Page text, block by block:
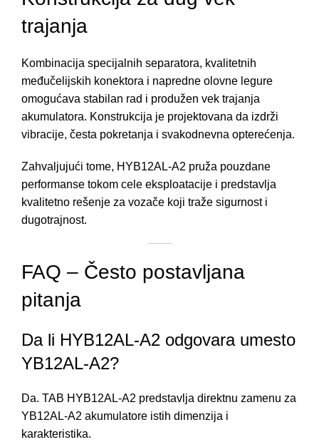
trajanja
Kombinacija specijalnih separatora, kvalitetnih
međučelijskih konektora i napredne olovne legure
omogućava stabilan rad i produžen vek trajanja
akumulatora. Konstrukcija je projektovana da izdrži
vibracije, česta pokretanja i svakodnevna opterećenja.
Zahvaljujući tome, HYB12AL-A2 pruža pouzdane
performanse tokom cele eksploatacije i predstavlja
kvalitetno rešenje za vozače koji traže sigurnost i
dugotrajnost.
FAQ – Često postavljana
pitanja
Da li HYB12AL-A2 odgovara umesto
YB12AL-A2?
Da. TAB HYB12AL-A2 predstavlja direktnu zamenu za
YB12AL-A2 akumulatore istih dimenzija i
karakteristika.